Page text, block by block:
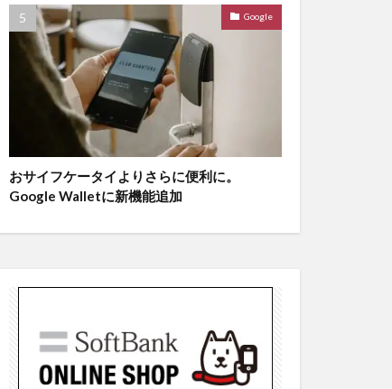
Google
おサイフケータイよりさらに便利に。
Google Walletに新機能追加